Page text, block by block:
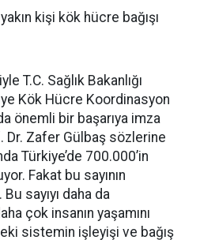
kişi kök hücre bağışı
T.C. Sağlık Bakanlığı
Kök Hücre Koordinasyon
önemli bir başarıya imza
Dr. Zafer Gülbaş sözlerine
Türkiye’de 700.000’in
Fakat bu sayının
sayıyı daha da
çok insanın yaşamını
sistemin işleyişi ve bağış